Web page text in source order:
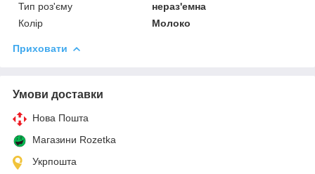
Тип роз'єму
нераз'емна
Колір
Молоко
Приховати
Умови доставки
Нова Пошта
Магазини Rozetka
Укрпошта